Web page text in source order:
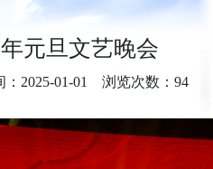
元旦文艺晚会
2025-01-01 浏览次数： 94